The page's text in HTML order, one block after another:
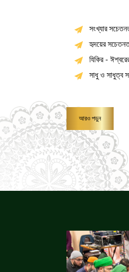
সংখ্যার
হৃদয়ের
যিকির -
সাধু ও সাধুত্ব
আরও পড়ুন